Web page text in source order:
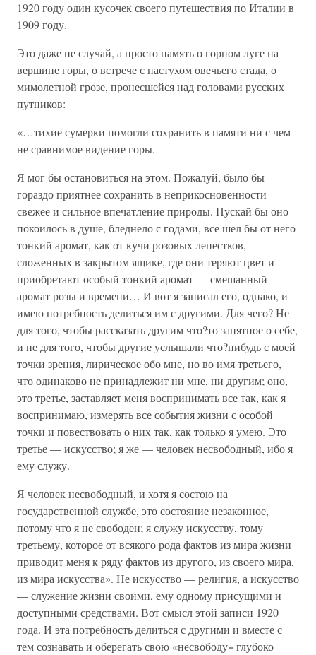
1920 году один кусочек своего путешествия по Италии в
1909 году.
Это даже не случай, а просто память о горном луге на
вершине горы, о встрече с пастухом овечьего стада, о
мимолетной грозе, пронесшейся над головами русских
путников:
«…тихие сумерки помогли сохранить в памяти ни с чем
не сравнимое видение горы.
Я мог бы остановиться на этом. Пожалуй, было бы
гораздо приятнее сохранить в неприкосновенности
свежее и сильное впечатление природы. Пускай бы оно
покоилось в душе, бледнело с годами, все шел бы от него
тонкий аромат, как от кучи розовых лепестков,
сложенных в закрытом ящике, где они теряют цвет и
приобретают особый тонкий аромат — смешанный
аромат розы и времени… И вот я записал его, однако, и
имею потребность делиться им с другими. Для чего? Не
для того, чтобы рассказать другим что?то занятное о себе,
и не для того, чтобы другие услышали что?нибудь с моей
точки зрения, лирическое обо мне, но во имя третьего,
что одинаково не принадлежит ни мне, ни другим; оно,
это третье, заставляет меня воспринимать все так, как я
воспринимаю, измерять все события жизни с особой
точки и повествовать о них так, как только я умею. Это
третье — искусство; я же — человек несвободный, ибо я
ему служу.
Я человек несвободный, и хотя я состою на
государственной службе, это состояние незаконное,
потому что я не свободен; я служу искусству, тому
третьему, которое от всякого рода фактов из мира жизни
приводит меня к ряду фактов из другого, из своего мира,
из мира искусства». Не искусство — религия, а искусство
— служение жизни своими, ему одному присущими и
доступными средствами. Вот смысл этой записи 1920
года. И эта потребность делиться с другими и вместе с
тем сознавать и оберегать свою «несвободу» глубоко